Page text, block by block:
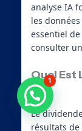
analyse IA
les
essentiel
consulter
Quel Est
?
Le
résultats de
1